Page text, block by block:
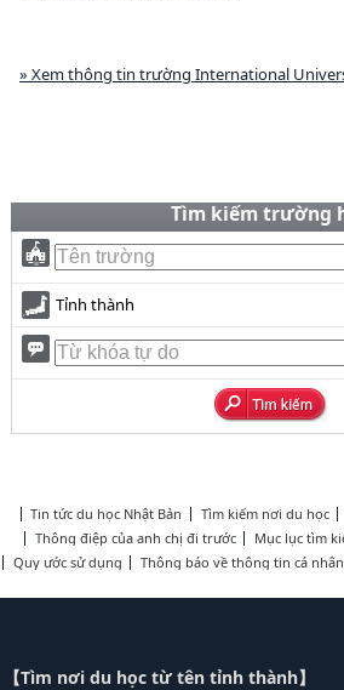
» Xem thông tin trường International
Tìm kiếm trường
Tỉnh thành
Tin tức du học Nhật Bản Tìm kiếm nơi du học
Thông điệp của anh chị đi trước
Mục lục tìm
Quy ước sử dụng
Thông báo về thông tin cá nhân
【Tìm nơi du học từ tên tỉnh thành】